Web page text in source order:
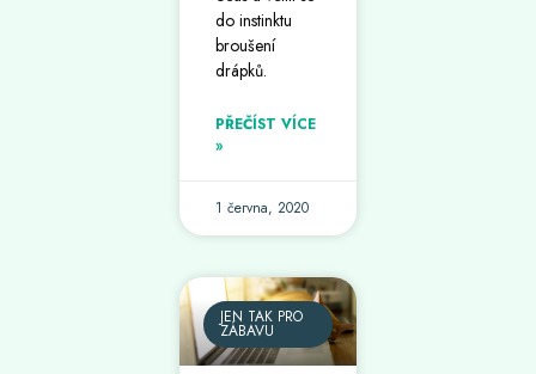
do instinktu
broušení
drápků.
PŘEČÍST VÍCE
»
1 června, 2020
JEN TAK PRO
ZÁBAVU